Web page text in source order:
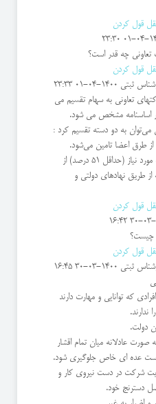
قول کردن
تعاونی چه قدر است؟
قول کردن
ثبتی 1400-04-01 23:33
تعاونی به سهام تقسیم می
اساسنامه مشخص می شود.
می‌توان به دو دسته تقسیم کرد :
طرق اعضا تامین می‌شود.
•شرکت‌هایی که بخشی از سرمایه مورد نیاز (حداقل 51 درصد) از
طریق نهادهای دولتی و
قول کردن
چیست؟
قول کردن
ثبتی 1400-03-30 16:45
که توانایی و مهارت دارند
ندارند.
دولت.
عادلانه میان تمام اقشار
دست عده ای خاص جلوگیری شود.
شرکت در دست نیروی کار و
دسترنج خود.